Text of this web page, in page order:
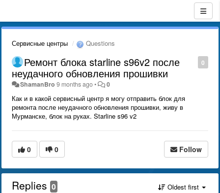
Сервисные центры Questions
0
Ремонт блока starline s96v2 после
неудачного обновления прошивки
ShamanBro 9 months ago• 0
Как и в какой сервисный центр я могу отправить блок для
ремонта после неудачного обновления прошивки, живу в
Мурманске, блок на руках. Starline s96 v2
0 0 Follow
Replies 0 Oldest first